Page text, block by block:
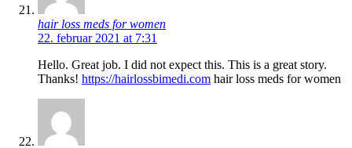
hair loss meds for women
22. februar 2021 at 7:31
Hello. Great job. I did not expect this. This is a great story.
Thanks! https://hairlossbimedi.com hair loss meds for women